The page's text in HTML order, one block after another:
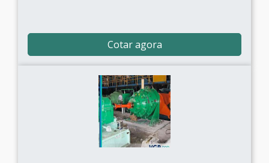
Cotar agora